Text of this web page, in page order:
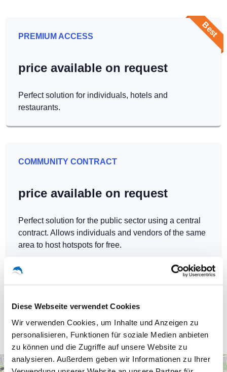
Diese Webseite verwendet Cookies
Wir verwenden Cookies, um Inhalte und Anzeigen zu
personalisieren, Funktionen für soziale Medien anbieten
zu können und die Zugriffe auf unsere Website zu
analysieren. Außerdem geben wir Informationen zu Ihrer
Best
PREMIUM ACCESS
price available on request
Perfect solution for individuals, hotels and
restaurants.
COMMUNITY CONTRACT
price available on request
Perfect solution for the public sector using a central
contract. Allows individuals and vendors of the same
area to host hotspots for free.
Our WLAN-Hotspots in Leipzig
+